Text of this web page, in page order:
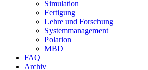
Simulation
Fertigung
Lehre und Forschung
Systemmanagement
Polarion
MBD
FAQ
Archiv